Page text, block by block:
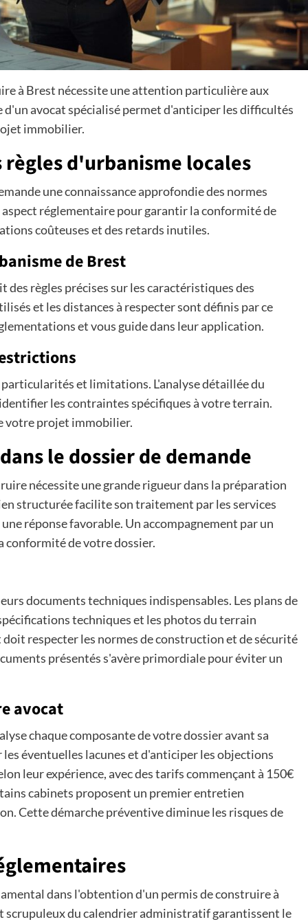
à Brest nécessite une attention particulière aux
avocat spécialisé permet d'anticiper les difficultés
immobilier.
d'urbanisme locales
une connaissance approfondie des normes
réglementaire pour garantir la conformité de
coûteuses et des retards inutiles.
de Brest
des règles précises sur les caractéristiques des
et les distances à respecter sont définis par ce
et vous guide dans leur application.
et limitations. L'analyse détaillée du
les contraintes spécifiques à votre terrain.
votre projet immobilier.
le dossier de demande
nécessite une grande rigueur dans la préparation
structurée facilite son traitement par les services
réponse favorable. Un accompagnement par un
de votre dossier.
documents techniques indispensables. Les plans de
techniques et les photos du terrain
respecter les normes de construction et de sécurité
présentés s'avère primordiale pour éviter un
avocat
chaque composante de votre dossier avant sa
éventuelles lacunes et d'anticiper les objections
leur expérience, avec des tarifs commençant à 150€
cabinets proposent un premier entretien
Cette démarche préventive diminue les risques de
dans l'obtention d'un permis de construire à
scrupuleux du calendrier administratif garantissent le